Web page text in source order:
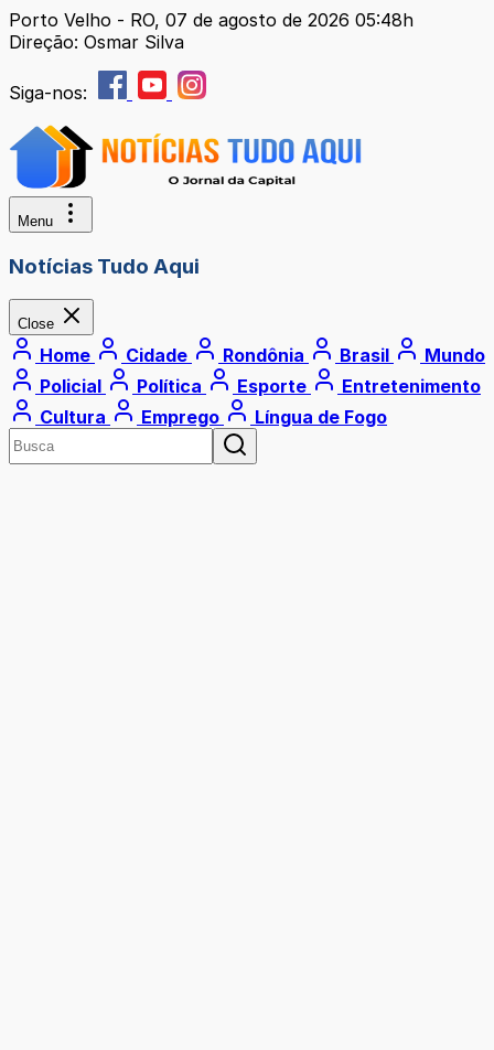
Porto Velho - RO, 07 de agosto de 2026 05:48h
Direção: Osmar Silva
Siga-nos:
Menu
Notícias Tudo Aqui
Close
Home Cidade Rondônia Brasil
Mundo
Policial
Política Esporte
Entretenimento
Cultura
Emprego Língua de Fogo